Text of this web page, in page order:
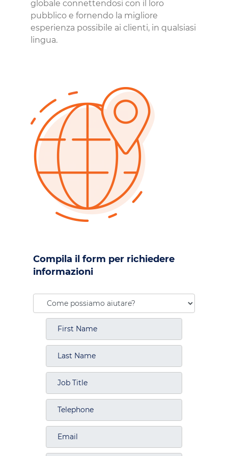
globale connettendosi con il loro
pubblico e fornendo la migliore
esperienza possibile ai clienti, in qualsiasi
lingua.
Compila il form per richiedere
informazioni